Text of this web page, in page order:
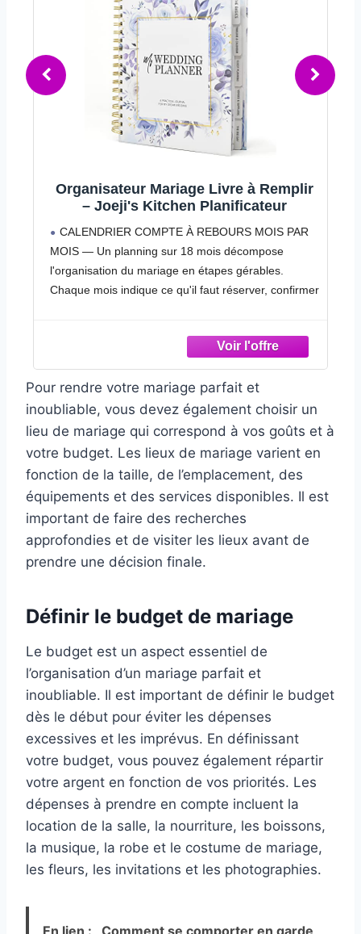
Lot de 100 Éventails Mariage
Personnalisables en Bois, Gravure
Nom, Date ou Logo, Cadeaux Invités
pour Enterrement de Vie de Jeune
Fille, Mariage
Des éventails personnalisables pour vos invités:
Nos éventails pliants personnalisables peuvent être
gravés avec le nom de vos invités, une date
importante, un message personnalisé, ou même
mesure. Ces cadeaux EVJF deviennent ainsi des
souvenirs uniques et pratiques que vos invités
garderont longtemps après la fête
Structure solide et ouverture fluide: Fabriqués
avec des lattes renforcées et des rivets métalliques
durables, ces éventails personnalisables en bois
résistent à une utilisation intensive. Leur charpente
robuste garantit un dépliage et repliage faciles et
fluides. La gravure laser de haute précision offre des
motifs et du texte nets qui ne s’effacent pas. Chaque
éventail personnalisé allie artisanat traditionnel et
robustesse moderne
atteignent 35 cm (13,7 pouces). Ces éventails en
portabilité et zone de fraîcheur. Ils se glissent
facilement dans un sac. En option, ajoutez des
pompons, une pochette organza ou une étiquette
personnalisée pour une présentation soignée – idéal
comme cadeau invité mariage.
Polyvalents pour toutes vos célébrations: Au-delà
des mariages, ces éventails personnalisables par lot
conviennent parfaitement pour les Enterrements de
Vie de Jeune Fille, les baby showers, les fêtes
d’anniversaire, les remises de diplômes ou les
anniversaires de mariage. Il vous suffit d’adapter le
design à votre thème. Ils constituent une décoration
Offrir un éventail personnalisable à vos invités, c’est
Pour rendre votre mariage parfait et
inoubliable, vous devez également choisir un
lieu de mariage qui correspond à vos goûts et à
votre budget. Les lieux de mariage varient en
fonction de la taille, de l’emplacement, des
équipements et des services disponibles. Il est
important de faire des recherches
approfondies et de visiter les lieux avant de
prendre une décision finale.
Définir le budget de mariage
Le budget est un aspect essentiel de
l’organisation d’un mariage parfait et
inoubliable. Il est important de définir le budget
dès le début pour éviter les dépenses
excessives et les imprévus. En définissant
votre budget, vous pouvez également répartir
votre argent en fonction de vos priorités. Les
dépenses à prendre en compte incluent la
location de la salle, la nourriture, les boissons,
la musique, la robe et le costume de mariage,
les fleurs, les invitations et les photographies.